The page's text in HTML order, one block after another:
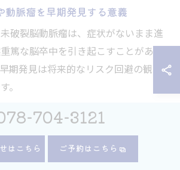
動脈瘤を早期発見する意義
破裂脳動脈瘤は、症状がないまま進
篤な脳卒中を引き起こすことがあり
期発見は将来的なリスク回避の観点
。
により、微細な脳梗塞や小さな動脈
、適切な治療や経過観察、生活習慣
リスクを大幅に減らすことが可能で
704-3121
はこちら ご予約はこちら